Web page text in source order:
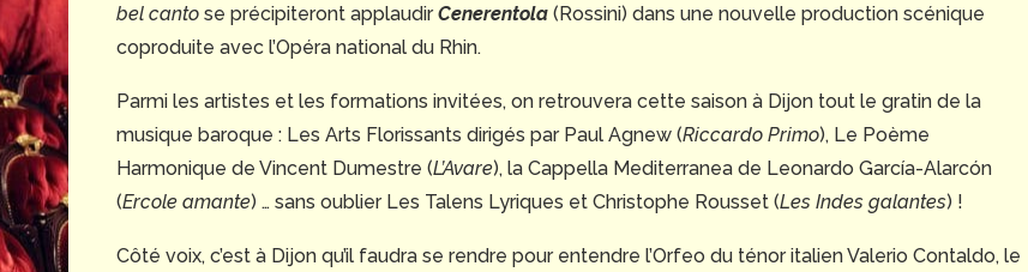
bel canto se précipiteront applaudirCenerentola (Rossini) dans une nouvelle production scénique
coproduite avec l’Opéra national du Rhin.
Parmi les artistes et les formations invitées, on retrouvera cette saison à Dijon tout le gratin de la
musique baroque : Les Arts Florissants dirigés par Paul Agnew (Riccardo Primo), Le Poème
Harmonique de Vincent Dumestre (L’Avare), la Cappella Mediterranea de Leonardo García-Alarcón
(Ercole amante) … sans oublier Les Talens Lyriques et Christophe Rousset (Les Indes galantes) !
Côté voix, c’est à Dijon qu’il faudra se rendre pour entendre l’Orfeo du ténor italien Valerio Contaldo, le